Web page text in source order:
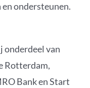
ondersteunen.
onderdeel van
Rotterdam,
Bank en Start